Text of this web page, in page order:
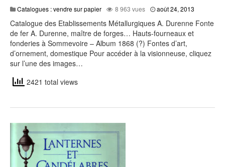
Catalogues : vendre sur papier 8 963 vues août 24, 2013
2015
Catalogue des Etablissements Métallurgiques A. Durenne Fonte
de fer A. Durenne, maître de forges… Hauts-fourneaux et
fonderies à Sommevoire – Album 1868 (?) Fontes d’art,
d’ornement, domestique Pour accéder à la visionneuse, cliquez
sur l’une des images…
2421 total views